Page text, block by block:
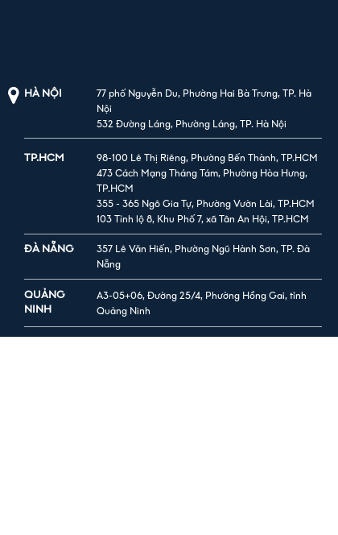
98-100 Lê Thị Riêng, Phường Bến Thành, TP.HCM
473 Cách Mạng Tháng Tám, Phường Hòa Hưng,
TP.HCM
355 - 365 Ngô Gia Tự, Phường Vườn Lài, TP.HCM
103 Tỉnh lộ 8, Khu Phố 7, xã Tân An Hội, TP.HCM
TP.HCM
77 phố Nguyễn Du, Phường Hai Bà Trưng, TP. Hà
Nội
532 Đường Láng, Phường Láng, TP. Hà Nội
HÀ NỘI
A3-05+06, Đường 25/4, Phường Hồng Gai, tỉnh
Quảng Ninh
QUẢNG
NINH
357 Lê Văn Hiến, Phường Ngũ Hành Sơn, TP. Đà
Nẵng
ĐÀ NẴNG